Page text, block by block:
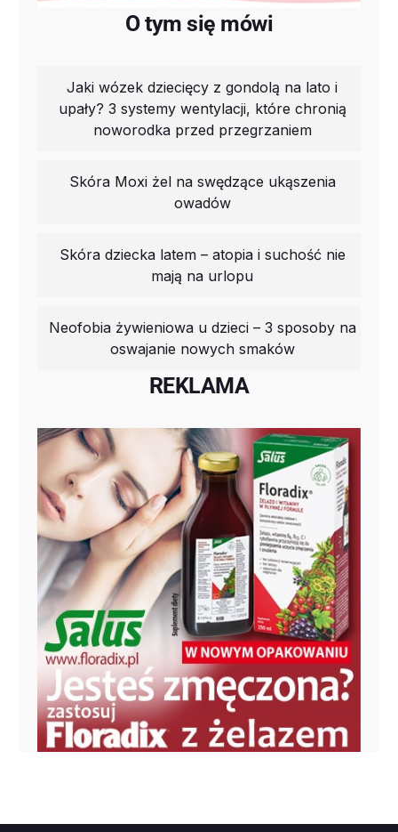
O tym się mówi
Jaki wózek dziecięcy z gondolą na lato i
upały? 3 systemy wentylacji, które chronią
noworodka przed przegrzaniem
Skóra Moxi żel na swędzące ukąszenia
owadów
Skóra dziecka latem – atopia i suchość nie
mają na urlopu
Neofobia żywieniowa u dzieci – 3 sposoby na
oswajanie nowych smaków
REKLAMA